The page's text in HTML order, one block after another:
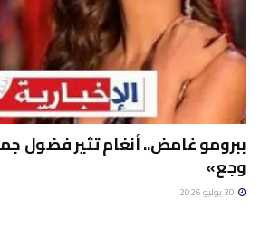
ببرومو غامض.. أنغام تثير فضول
وجع»